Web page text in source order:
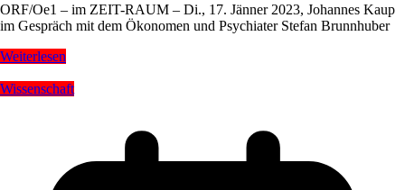
ORF/Oe1 – im ZEIT-RAUM – Di., 17. Jänner 2023, Johannes Kaup
im Gespräch mit dem Ökonomen und Psychiater Stefan Brunnhuber
Weiterlesen
Wissenschaft